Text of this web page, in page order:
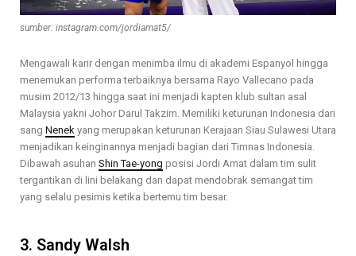
sumber: instagram.com/jordiamat5/
Mengawali karir dengan menimba ilmu di akademi Espanyol hingga
menemukan performa terbaiknya bersama Rayo Vallecano pada
musim 2012/13 hingga saat ini menjadi kapten klub sultan asal
Malaysia yakni Johor Darul Takzim. Memiliki keturunan Indonesia dari
sang Nenek yang merupakan keturunan Kerajaan Siau Sulawesi Utara
menjadikan keinginannya menjadi bagian dari Timnas Indonesia.
Dibawah asuhan Shin Tae-yong posisi Jordi Amat dalam tim sulit
tergantikan di lini belakang dan dapat mendobrak semangat tim
yang selalu pesimis ketika bertemu tim besar.
3. Sandy Walsh